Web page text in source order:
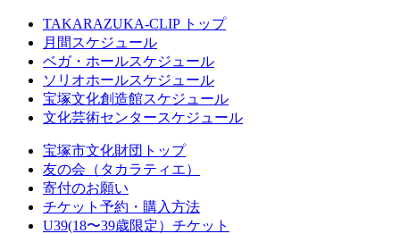
TAKARAZUKA-CLIP トップ
月間スケジュール
ベガ・ホールスケジュール
ソリオホールスケジュール
宝塚文化創造館スケジュール
文化芸術センタースケジュール
宝塚市文化財団トップ
友の会（タカラティエ）
寄付のお願い
チケット予約・購入方法
U39(18〜39歳限定）チケット